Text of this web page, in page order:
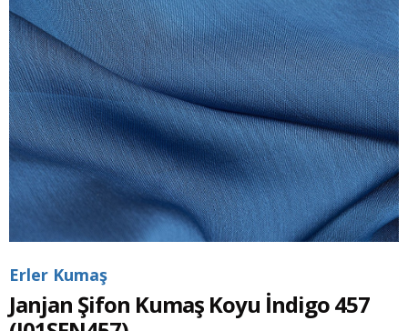
Erler Kumaş
Janjan Şifon Kumaş Koyu İndigo 457